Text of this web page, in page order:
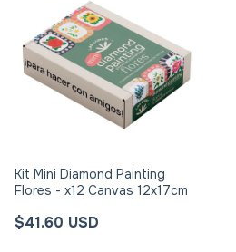
Kit Mini Diamond Painting
Flores - x12 Canvas 12x17cm
$41.60 USD